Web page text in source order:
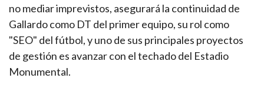
no mediar imprevistos, asegurará la continuidad de
Gallardo como DT del primer equipo, su rol como
"SEO" del fútbol, y uno de sus principales proyectos
de gestión es avanzar con el techado del Estadio
Monumental.